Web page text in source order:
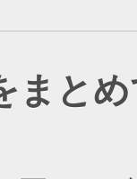
まと